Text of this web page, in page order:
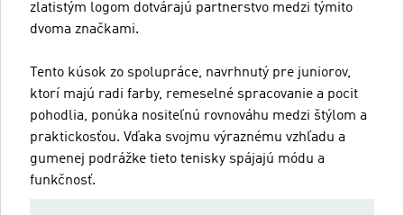
zlatistým logom dotvárajú partnerstvo medzi týmito
dvoma značkami.
Tento kúsok zo spolupráce, navrhnutý pre juniorov,
ktorí majú radi farby, remeselné spracovanie a pocit
pohodlia, ponúka nositeľnú rovnováhu medzi štýlom a
praktickosťou. Vďaka svojmu výraznému vzhľadu a
gumenej podrážke tieto tenisky spájajú módu a
funkčnosť.